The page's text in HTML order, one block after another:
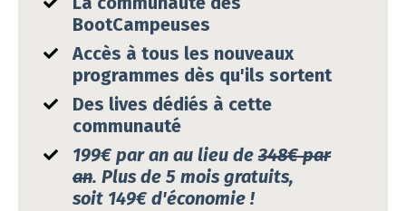
BootCampeuses
Accès à tous les nouveaux
programmes dès qu'ils sortent
Des lives dédiés à cette
communauté
199€ par an au lieu de348€par
an. Plus de 5 mois gratuits,
soit 149€d'économie !